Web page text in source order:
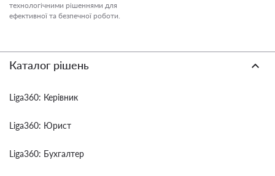
технологічними рішеннями для
ефективної та безпечної роботи.
Каталог рішень
Liga360: Керівник
Liga360: Юрист
Liga360: Бухгалтер